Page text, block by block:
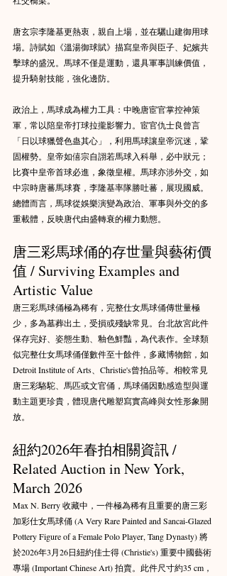
唐玄宗李隆基更熱衷，親自上場，並在驪山建御用球
場。詩賦如《溫湯御球賦》描寫皇帝與臣子、妃嬪共
擊球的盛況。馬球不僅是運動，還具軍事訓練價值，
提升騎射技能，強化邊防。
政治上，馬球成為權力工具：中晚唐宦官掌控神策
軍，常以陪皇帝打球拉攏影響力。宦官仇士良曾言
「日以球獵聲色蛊其心」，利用馬球讓皇帝沉迷，鞏
固權勢。皇帝如僖宗自詡若馬球入科舉，必中狀元；
比賽中皇帝首球必進，象徵皇權。馬球亦涉外交，如
中宗時唐蕃馬球賽，李隆基率隊勝吐蕃，展現國威。
總體而言，馬球從娛樂演變為政治、軍事與外交的多
重載體，反映唐代由盛轉衰的權力動態。
唐三彩馬球俑的存世量與藝術價
值 / Surviving Examples and
Artistic Value
唐三彩馬球俑極為稀有，完整仕女馬球俑傳世量極
少，多為墓葬出土，受損或殘缺常見。台北故宮此件
保存完好、姿態生動、釉色鮮豔，為代表作。全球類
似完整仕女馬球俑僅數件至十餘件，多藏博物館，如
Detroit Institute of Arts、Christie's曾拍品等。相較常見
唐三彩駱駝、馬匹或文官俑，馬球俑因動感造型與運
動主題更珍貴，體現唐代雕塑寫實高峰與女性形象開
放。
紐約2026年春拍相關資訊 /
Related Auction in New York,
March 2026
Max N. Berry 收藏中，一件極為稀有且重要的唐三彩
加彩仕女馬球俑 (A Very Rare Painted and Sancai-Glazed
Pottery Figure of a Female Polo Player, Tang Dynasty) 將
於2026年3月26日紐約佳士得 (Christie's) 重要中國藝術
專場 (Important Chinese Art) 拍賣。此件尺寸約35 cm，